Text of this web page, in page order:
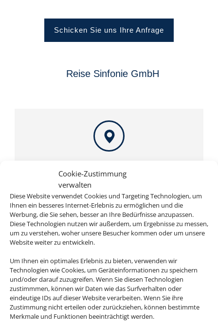
Cookie-Zustimmung
verwalten
Diese Website verwendet Cookies und Targeting Technologien, um
Ihnen ein besseres Internet-Erlebnis zu ermöglichen und die
Werbung, die Sie sehen, besser an Ihre Bedürfnisse anzupassen.
Diese Technologien nutzen wir außerdem, um Ergebnisse zu messen,
um zu verstehen, woher unsere Besucher kommen oder um unsere
Website weiter zu entwickeln.
Um Ihnen ein optimales Erlebnis zu bieten, verwenden wir
Technologien wie Cookies, um Geräteinformationen zu speichern
und/oder darauf zuzugreifen. Wenn Sie diesen Technologien
zustimmmen, können wir Daten wie das Surfverhalten oder
eindeutige IDs auf dieser Website verarbeiten. Wenn Sie ihre
Zustimmung nicht erteilen oder zurückziehen, können bestimmte
Merkmale und Funktionen beeinträchtigt werden.
Schicken Sie uns Ihre Anfrage
Reise Sinfonie GmbH
Reise Sinfonie GmbH
Agnes-Bernauer-Str. 75
D-80687 München
Rufen Sie uns an
089 569545